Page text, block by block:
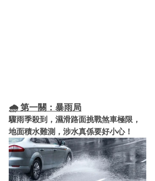
🌧️ 第一關：暴雨局
驟雨季殺到，濕滑路面挑戰煞車極限，
地面積水難測，涉水真係要好小心！